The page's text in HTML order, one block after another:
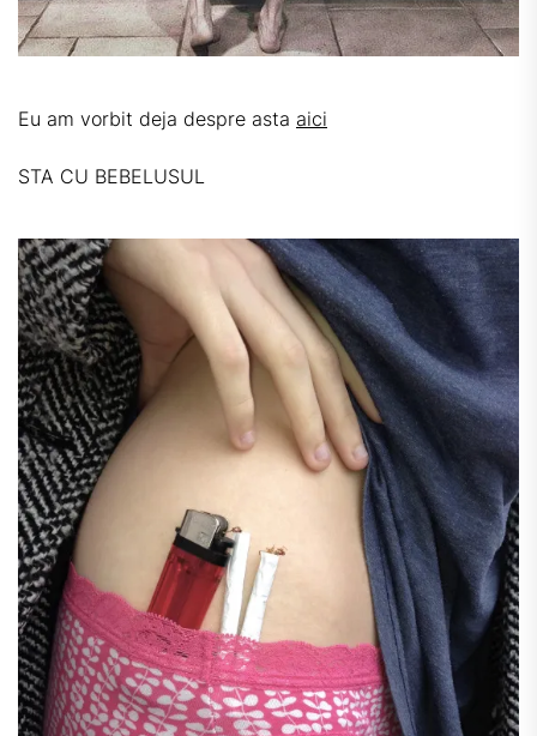
Eu am vorbit deja despre asta aici
STA CU BEBELUSUL